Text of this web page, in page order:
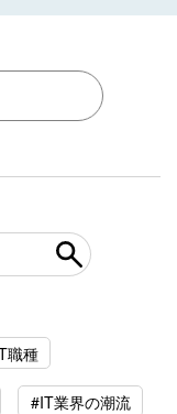
職種
#IT業界の潮流